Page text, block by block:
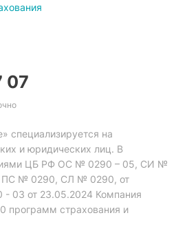
07
специализируется на
и юридических лиц. В
ЦБ РФ ОС № 0290 – 05, СИ №
№ 0290, СЛ № 0290, от
03 от 23.05.2024 Компания
программ страхования и